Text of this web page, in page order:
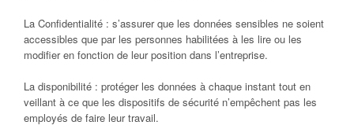
La Confidentialité : s’assurer que les données sensibles ne soient
accessibles que par les personnes habilitées à les lire ou les
modifier en fonction de leur position dans l’entreprise.
La disponibilité : protéger les données à chaque instant tout en
veillant à ce que les dispositifs de sécurité n’empêchent pas les
employés de faire leur travail.